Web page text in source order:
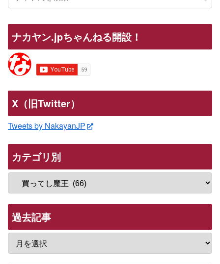
ナカヤン.jpちゃんねる開設！
X（旧Twitter）
Tweets by NakayanJP
カテゴリ別
過去記事